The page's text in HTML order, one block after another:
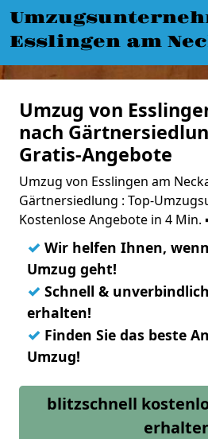
Esslingen am
Umzug von
nach
Gratis-Angebote
Umzug von Esslingen am
Gärtnersiedlung : Top-
Kostenlose Angebote in 4 Min.
✓ Wir helfen Ihnen,
Umzug geht!
✓ Schnell &
erhalten!
✓ Finden Sie das beste
Umzug!
blitzschnell